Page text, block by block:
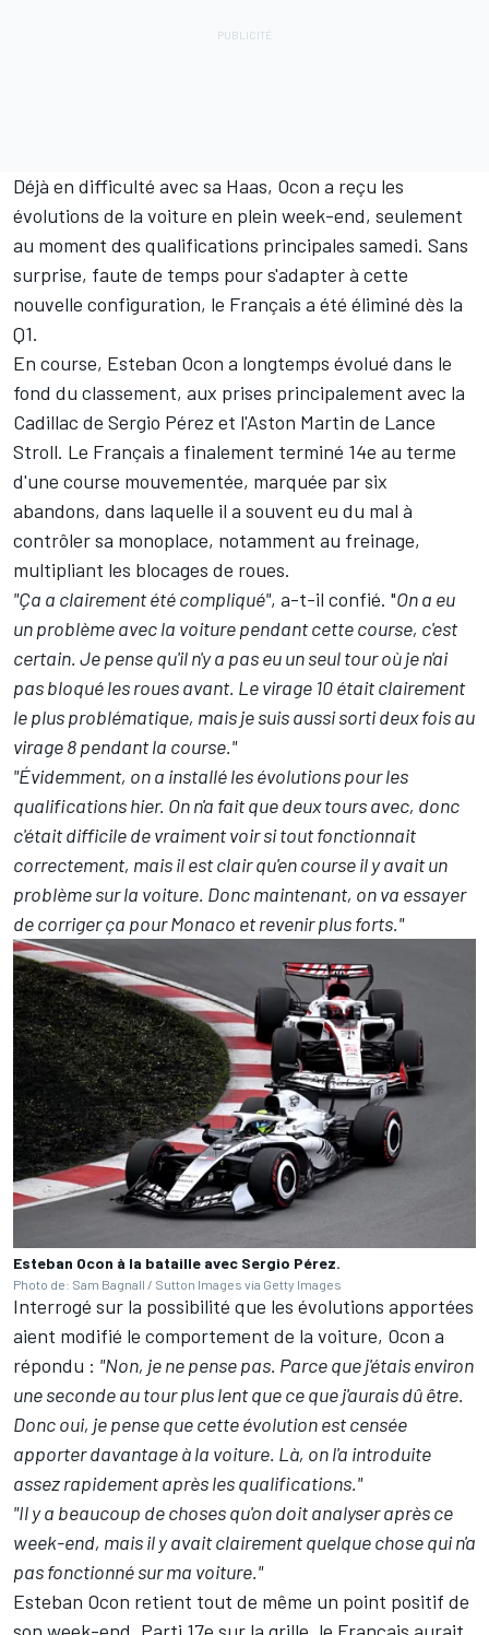
Déjà en difficulté avec sa Haas, Ocon a reçu les
évolutions de la voiture en plein week-end, seulement
au moment des qualifications principales samedi. Sans
surprise, faute de temps pour s'adapter à cette
nouvelle configuration, le Français a été éliminé dès la
Q1.
En course, Esteban Ocon a longtemps évolué dans le
fond du classement, aux prises principalement avec la
Cadillac de Sergio Pérez et l'Aston Martin de Lance
Stroll. Le Français a finalement terminé 14e au terme
d'une course mouvementée, marquée par six
abandons, dans laquelle il a souvent eu du mal à
contrôler sa monoplace, notamment au freinage,
multipliant les blocages de roues.
"Ça a clairement été compliqué", a-t-il confié. "On a eu
un problème avec la voiture pendant cette course, c'est
certain. Je pense qu'il n'y a pas eu un seul tour où je n'ai
pas bloqué les roues avant. Le virage 10 était clairement
le plus problématique, mais je suis aussi sorti deux fois au
virage 8 pendant la course."
"Évidemment, on a installé les évolutions pour les
qualifications hier. On n'a fait que deux tours avec, donc
c'était difficile de vraiment voir si tout fonctionnait
correctement, mais il est clair qu'en course il y avait un
problème sur la voiture. Donc maintenant, on va essayer
de corriger ça pour Monaco et revenir plus forts."
Esteban Ocon à la bataille avec Sergio Pérez.
Photo de: Sam Bagnall / Sutton Images via Getty Images
Interrogé sur la possibilité que les évolutions apportées
aient modifié le comportement de la voiture, Ocon a
répondu : "Non, je ne pense pas. Parce que j'étais environ
une seconde au tour plus lent que ce que j'aurais dû être.
Donc oui, je pense que cette évolution est censée
apporter davantage à la voiture. Là, on l'a introduite
assez rapidement après les qualifications."
"Il y a beaucoup de choses qu'on doit analyser après ce
week-end, mais il y avait clairement quelque chose qui n'a
pas fonctionné sur ma voiture."
Esteban Ocon retient tout de même un point positif de